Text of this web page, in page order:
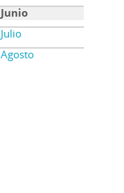
Junio
Julio
Agosto